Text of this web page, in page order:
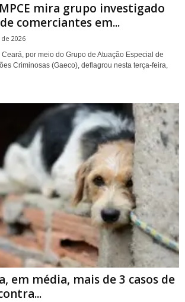
mira grupo investigado
comerciantes em...
2026
por meio do Grupo de Atuação Especial de
Criminosas (Gaeco), deflagrou nesta terça-feira,
em média, mais de 3 casos de